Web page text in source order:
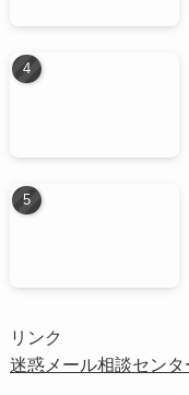
リンク
迷惑メール相談センタ